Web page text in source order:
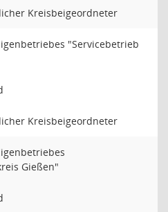
Kreisbeigeordneter
"Servicebetrieb
Kreisbeigeordneter
Gießen"